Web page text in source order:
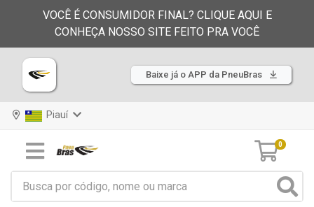
VOCÊ É CONSUMIDOR FINAL? CLIQUE AQUI E
CONHEÇA NOSSO SITE FEITO PRA VOCÊ
Baixe já o APP da PneuBras
Piauí
0